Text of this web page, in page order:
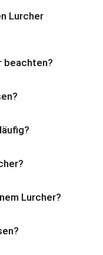
Lurcher
beachten?
Lurcher?